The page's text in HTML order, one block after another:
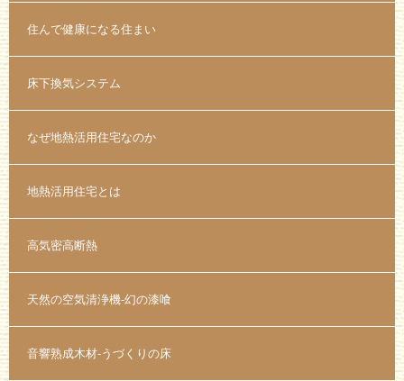
住んで健康になる住まい
床下換気システム
なぜ地熱活用住宅なのか
地熱活用住宅とは
高気密高断熱
天然の空気清浄機-幻の漆喰
音響熟成木材-うづくりの床